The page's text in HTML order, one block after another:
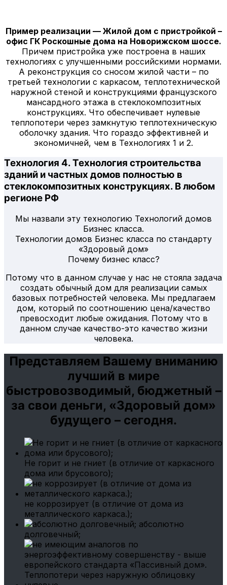
Пример реализации — Жилой дом с пристройкой –
офис ГК Роскошные дома на Новорижском шоссе.
Причем пристройка уже построена в наших
технологиях с улучшенными российскими нормами.
А реконструкция со сносом жилой части – по
третьей технологии с каркасом, теплотехнической
наружной стеной и конструкциями французского
мансардного этажа в стеклокомпозитных
конструкциях. Что обеспечивает нулевые
теплопотери через замкнутую теплотехническую
оболочку здания. Что гораздо эффективней и
экономичней, чем в Технологиях 1 и 2.
Технология 4. Технология строительства
зданий и частных домов полностью в
стеклокомпозитных конструкциях. В любом
регионе РФ
Мы назвали эту технологию Технологий домов
Бизнес класса.
Технологии домов Бизнес класса по стандарту
«Здоровый дом»
Почему бизнес класс?
Потому что в данном случае у нас не стояла задача
создать обычный дом для реализации самых
базовых потребностей человека. Мы предлагаем
дом, который по соотношению цена/качество
превосходит любые ожидания. Потому что в
данном случае качество-это качество жизни
человека.
Представляем Вашему вниманию
лучший в мире
быстровозводимый, бюджетный –
за свои деньги, «Здоровый дом»
будущего – сегодня.
Не горит и не гниет (в отличие от каркасного
дома или брусового);
не коррозирует (в отличие от дома из
металлического каркаса.);
абсолютно
долговечный;